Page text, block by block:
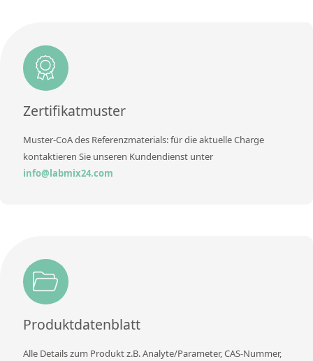
Zusätzliche Informationen
Methode
Zertifikatmuster
Muster-CoA des Referenzmaterials: für die aktuelle Charge
kontaktieren Sie unseren Kundendienst unter
info@labmix24.com
Produktdatenblatt
Alle Details zum Produkt z.B. Analyte/Parameter, CAS-Nummer,